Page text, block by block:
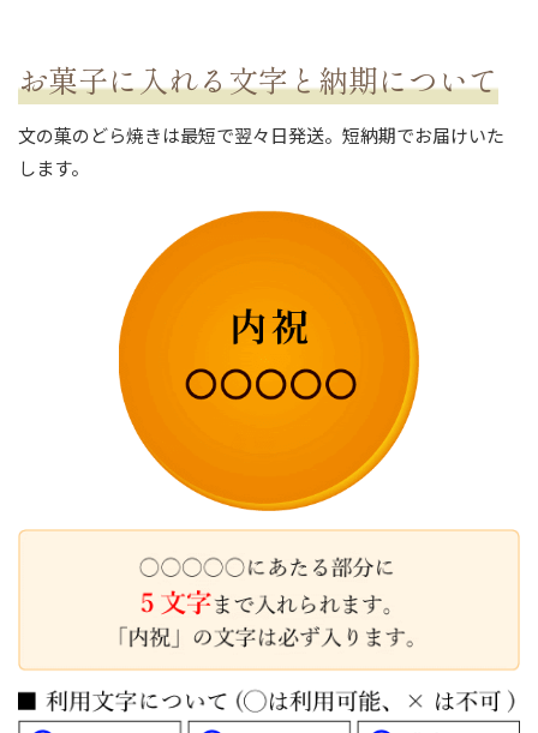
お菓子に入れる文字と納期について
文の菓のどら焼きは最短で翌々日発送。短納期でお届けいた
します。